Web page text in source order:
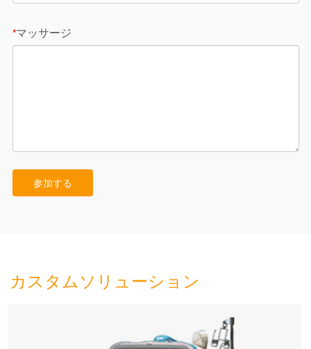
*マッサージ
参加する
カスタムソリューション